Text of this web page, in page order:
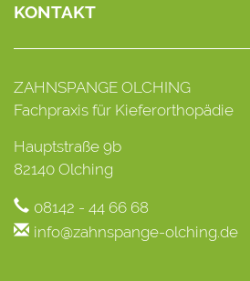
KONTAKT
ZAHNSPANGE OLCHING
Fachpraxis für Kieferorthopädie
Hauptstraße 9b
82140 Olching
08142 - 44 66 68
info@zahnspange-olching.de